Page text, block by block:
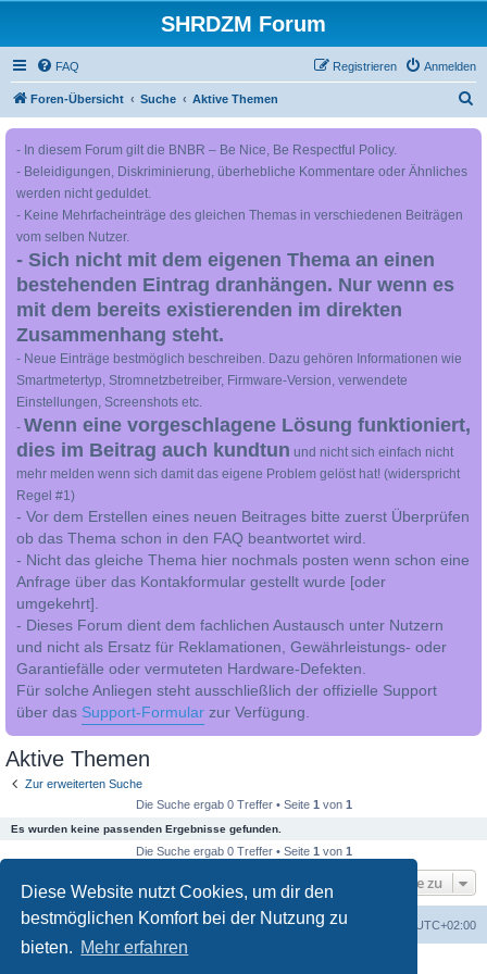
Diese Website nutzt Cookies, um dir den
bestmöglichen Komfort bei der Nutzung zu
bieten. Mehr erfahren
SHRDZM Forum
FAQ Anmelden
Registrieren
Foren-Übersicht Suche Aktive Themen
- In diesem Forum gilt die BNBR – Be Nice, Be Respectful Policy.
- Beleidigungen, Diskriminierung, überhebliche Kommentare oder Ähnliches
werden nicht geduldet.
- Keine Mehrfacheinträge des gleichen Themas in verschiedenen Beiträgen
vom selben Nutzer.
- Sich nicht mit dem eigenen Thema an einen
bestehenden Eintrag dranhängen. Nur wenn es
mit dem bereits existierenden im direkten
Zusammenhang steht.
- Neue Einträge bestmöglich beschreiben. Dazu gehören Informationen wie
Smartmetertyp, Stromnetzbetreiber, Firmware-Version, verwendete
Einstellungen, Screenshots etc.
- Wenn eine vorgeschlagene Lösung funktioniert,
dies im Beitrag auch kundtun und nicht sich einfach nicht
mehr melden wenn sich damit das eigene Problem gelöst hat! (widerspricht
Regel #1)
- Vor dem Erstellen eines neuen Beitrages bitte zuerst Überprüfen
ob das Thema schon in den FAQ beantwortet wird.
- Nicht das gleiche Thema hier nochmals posten wenn schon eine
Anfrage über das Kontakformular gestellt wurde [oder
umgekehrt].
- Dieses Forum dient dem fachlichen Austausch unter Nutzern
und nicht als Ersatz für Reklamationen, Gewährleistungs- oder
Garantiefälle oder vermuteten Hardware-Defekten.
Für solche Anliegen steht ausschließlich der offizielle Support
über das Support-Formular zur Verfügung.
Aktive Themen
Zur erweiterten Suche
Die Suche ergab 0 Treffer • Seite 1 von 1
Es wurden keine passenden Ergebnisse gefunden.
Die Suche ergab 0 Treffer • Seite 1 von 1
Gehe zu
Foren-Übersicht Alle Zeiten sind UTC+02:00
Alle Cookies löschen